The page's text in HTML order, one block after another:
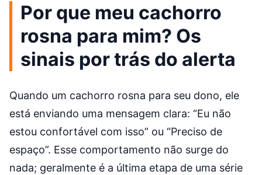
Por que meu cachorro
rosna para mim? Os
sinais por trás do alerta
Quando um cachorro rosna para seu dono, ele
está enviando uma mensagem clara: “Eu não
estou confortável com isso” ou “Preciso de
espaço”. Esse comportamento não surge do
nada; geralmente é a última etapa de uma série